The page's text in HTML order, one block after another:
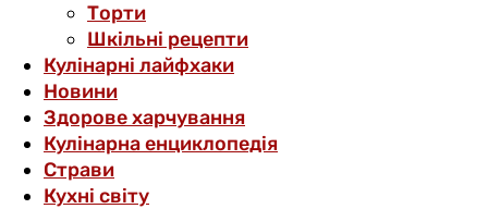
Торти
Шкільні рецепти
Кулінарні лайфхаки
Новини
Здорове харчування
Кулінарна енциклопедія
Страви
Кухні світу